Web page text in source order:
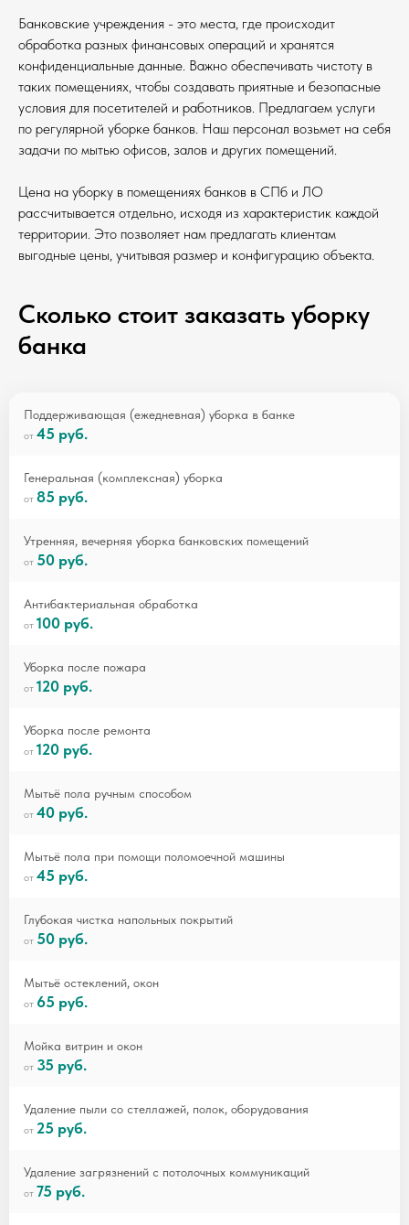
Банковские учреждения - это места, где происходит
обработка разных финансовых операций и хранятся
конфиденциальные данные. Важно обеспечивать чистоту в
таких помещениях, чтобы создавать приятные и безопасные
условия для посетителей и работников. Предлагаем услуги
по регулярной уборке банков. Наш персонал возьмет на себя
задачи по мытью офисов, залов и других помещений.
Цена на уборку в помещениях банков в СПб и ЛО
рассчитывается отдельно, исходя из характеристик каждой
территории. Это позволяет нам предлагать клиентам
выгодные цены, учитывая размер и конфигурацию объекта.
Сколько стоит заказать уборку
банка
Поддерживающая (ежедневная) уборка в банке
45 руб.
Генеральная (комплексная) уборка
85 руб.
Утренняя, вечерняя уборка банковских помещений
50 руб.
Антибактериальная обработка
100 руб.
Уборка после пожара
120 руб.
Уборка после ремонта
120 руб.
Мытьё пола ручным способом
40 руб.
Мытьё пола при помощи поломоечной машины
45 руб.
Глубокая чистка напольных покрытий
50 руб.
Мытьё остеклений, окон
65 руб.
Мойка витрин и окон
35 руб.
Удаление пыли со стеллажей, полок, оборудования
25 руб.
Удаление загрязнений с потолочных коммуникаций
75 руб.